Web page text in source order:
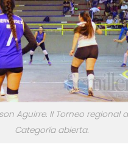
Aguirre. II Torneo regional
Categoría abierta.